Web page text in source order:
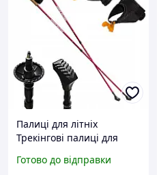
Палиці для літніх
Трекінгові палиці для
нордичної спортивної
Готово до відправки